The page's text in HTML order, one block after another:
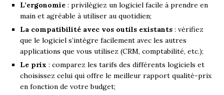
L’ergonomie : privilégiez un logiciel facile à prendre en
main et agréable à utiliser au quotidien;
La compatibilité avec vos outils existants : vérifiez
que le logiciel s’intègre facilement avec les autres
applications que vous utilisez (CRM, comptabilité, etc.);
Le prix : comparez les tarifs des différents logiciels et
choisissez celui qui offre le meilleur rapport qualité-prix
en fonction de votre budget;